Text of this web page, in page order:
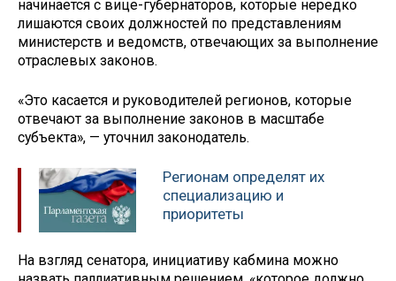
начинается с вице-губернаторов, которые нередко
лишаются своих должностей по представлениям
министерств и ведомств, отвечающих за выполнение
отраслевых законов.
«Это касается и руководителей регионов, которые
отвечают за выполнение законов в масштабе
субъекта», — уточнил законодатель.
Регионам определят их
специализацию и
приоритеты
На взгляд сенатора, инициативу кабмина можно